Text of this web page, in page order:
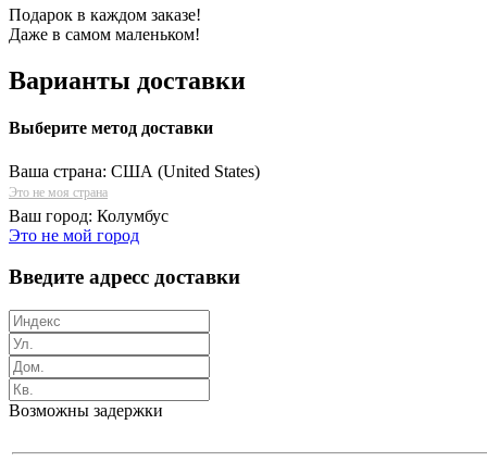
Подарок в каждом заказе!
Даже в самом маленьком!
Варианты доставки
Выберите метод доставки
Ваша страна: США (United States)
Это не моя страна
Ваш город: Колумбус
Это не мой город
Введите адресс доставки
Возможны задержки